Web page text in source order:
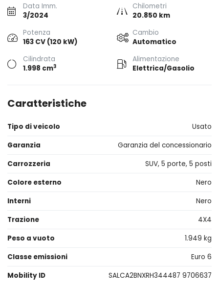
Data Imm.
3/2024
Chilometri
20.850 km
Potenza
163 CV (120 kW)
Cambio
Automatico
Cilindrata
1.998 cm3
Alimentazione
Elettrica/Gasolio
Caratteristiche
Tipo di veicolo
Usato
Garanzia
Garanzia del concessionario
Carrozzeria
SUV, 5 porte, 5 posti
Colore esterno
Nero
Interni
Nero
Trazione
4X4
Peso a vuoto
1.949 kg
Classe emissioni
Euro 6
Mobility ID
SALCA2BNXRH344487 9706637